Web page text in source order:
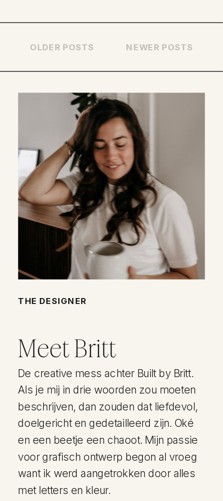
NEWER POSTS
OLDER POSTS
De creative mess achter Built by Britt.
Als je mij in drie woorden zou moeten
beschrijven, dan zouden dat liefdevol,
doelgericht en gedetailleerd zijn. Oké
en een beetje een chaoot. Mijn passie
voor grafisch ontwerp begon al vroeg
want ik werd aangetrokken door alles
met letters en kleur.
Meet Britt
THE DESIGNER